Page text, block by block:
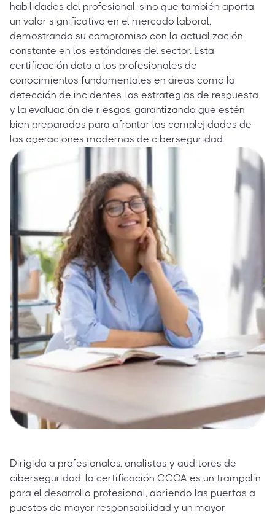
habilidades del profesional, sino que también aporta
un valor significativo en el mercado laboral,
demostrando su compromiso con la actualización
constante en los estándares del sector. Esta
certificación dota a los profesionales de
conocimientos fundamentales en áreas como la
detección de incidentes, las estrategias de respuesta
y la evaluación de riesgos, garantizando que estén
bien preparados para afrontar las complejidades de
las operaciones modernas de ciberseguridad.
Dirigida a profesionales, analistas y auditores de
ciberseguridad, la certificación CCOA es un trampolín
para el desarrollo profesional, abriendo las puertas a
puestos de mayor responsabilidad y un mayor